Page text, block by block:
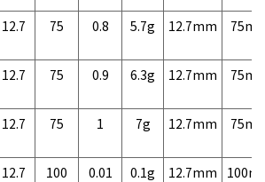
12.7 75 0.8 5.7g 12.7mm
12.7 75 0.9 6.3g 12.7mm
12.7 75 1 7g 12.7mm
12.7 100 0.01 0.1g 12.7mm